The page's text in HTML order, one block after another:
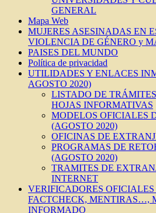
GENERAL
Mapa Web
MUJERES ASESINADAS EN
VIOLENCIA DE GÉNERO y
PAISES DEL MUNDO
Política de privacidad
UTILIDADES Y ENLACES
AGOSTO 2020)
LISTADO DE
HOJAS INFORMATIVAS
MODELOS OFICIALES
(AGOSTO 2020)
OFICINAS DE
PROGRAMAS DE
(AGOSTO 2020)
TRAMITES DE
INTERNET
VERIFICADORES OFICIALES
FACTCHECK, MENTIRAS…,
INFORMADO